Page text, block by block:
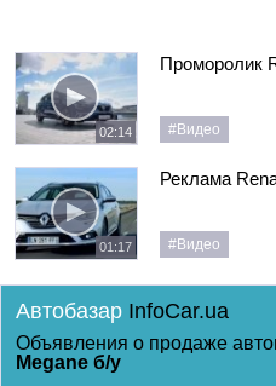
02:14
Проморолик
#Видео
01:17
Реклама
#Видео
Автобазар InfoCar.ua
Объявления о продаже
Megane б/у